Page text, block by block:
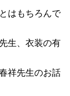
はもちろんで
生、衣装の有
祥先生のお話